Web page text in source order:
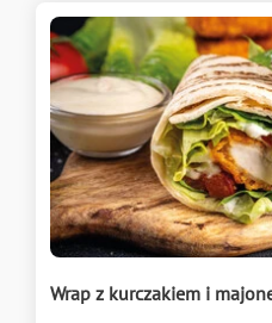
Wrap z kurczakiem i